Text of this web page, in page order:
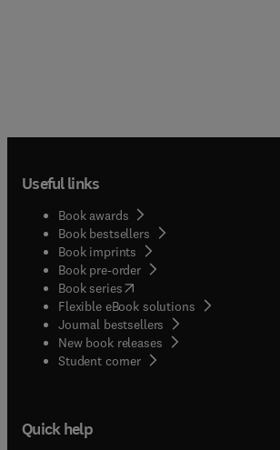
Useful links
Book awards
Book bestsellers
Book imprints
Book pre-order
Book series(opens in new tab/window
Flexible eBook solutions
Journal bestsellers
New book releases
Student corner( opens in new tab/window
Quick help